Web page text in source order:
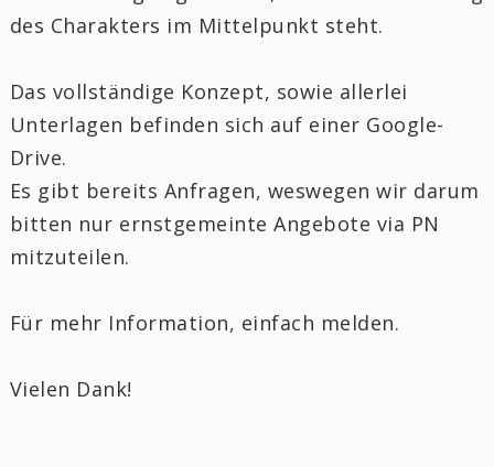
des Charakters im Mittelpunkt steht.
Das vollständige Konzept, sowie allerlei
Unterlagen befinden sich auf einer Google-
Drive.
Es gibt bereits Anfragen, weswegen wir darum
bitten nur ernstgemeinte Angebote via PN
mitzuteilen.
Für mehr Information, einfach melden.
Vielen Dank!